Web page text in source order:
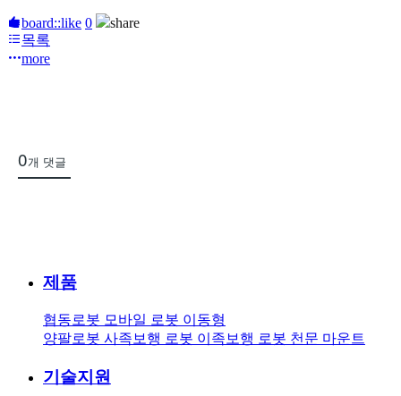
board::like 0
share
목록
more
0개 댓글
제품
협동로봇 모바일 로봇 이동형
양팔로봇 사족보행 로봇 이족보행 로봇 천문 마운트
기술지원